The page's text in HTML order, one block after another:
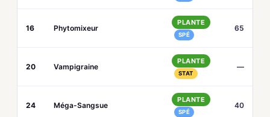
16 Phytomixeur
PLANTE
SPÉ
65
20 Vampigraine
PLANTE
STAT
—
24 Méga-Sangsue
PLANTE
SPÉ
40